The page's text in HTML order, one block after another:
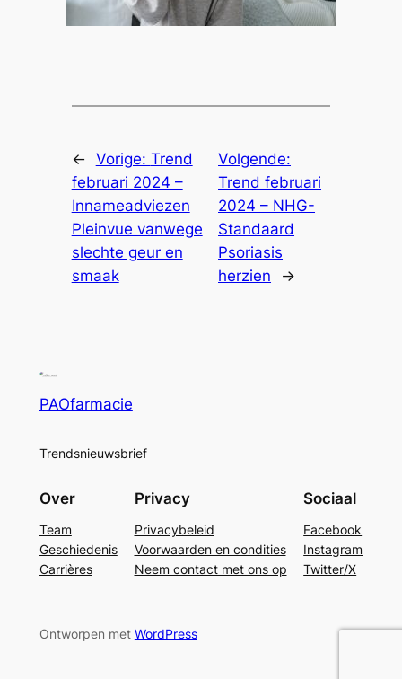
← Vorige: Trend
februari 2024 –
Innameadviezen
Pleinvue vanwege
slechte geur en
smaak
Volgende:
Trend februari
2024 – NHG-
Standaard
Psoriasis
herzien
→
PAOfarmacie
Trendsnieuwsbrief
Over
Team
Geschiedenis
Carrières
Privacy
Privacybeleid
Voorwaarden en condities
Neem contact met ons op
Sociaal
Facebook
Instagram
Twitter/X
Ontworpen met WordPress